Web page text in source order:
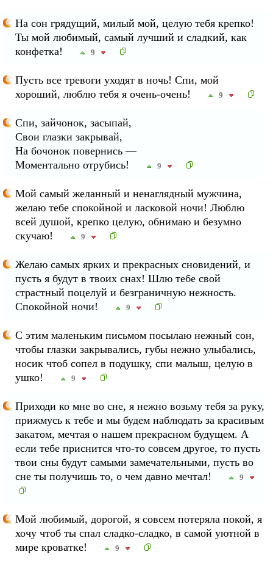
На сон грядущий, милый мой, целую тебя крепко!
Ты мой любимый, самый лучший и сладкий, как
конфетка!
9
Пусть все тревоги уходят в ночь! Спи, мой
хороший, люблю тебя я очень-очень!
9
Спи, зайчонок, засыпай,
Свои глазки закрывай,
На бочонок повернись —
Моментально отрубись!
9
Мой самый желанный и ненаглядный мужчина,
желаю тебе спокойной и ласковой ночи! Люблю
всей душой, крепко целую, обнимаю и безумно
скучаю!
9
Желаю самых ярких и прекрасных сновидений, и
пусть я будут в твоих снах! Шлю тебе свой
страстный поцелуй и безграничную нежность.
Спокойной ночи!
9
С этим маленьким письмом посылаю нежный сон,
чтобы глазки закрывались, губы нежно улыбались,
носик чтоб сопел в подушку, спи малыш, целую в
ушко!
9
Приходи ко мне во сне, я нежно возьму тебя за руку,
прижмусь к тебе и мы будем наблюдать за красивым
закатом, мечтая о нашем прекрасном будущем. А
если тебе приснится что-то совсем другое, то пусть
твои сны будут самыми замечательными, пусть во
сне ты получишь то, о чем давно мечтал!
9
Мой любимый, дорогой, я совсем потеряла покой, я
хочу чтоб ты спал сладко-сладко, в самой уютной в
мире кроватке!
9